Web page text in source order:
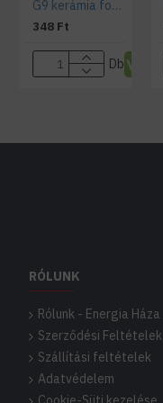
G9 kerámia foglalat 230V , beépíthető
348 Ft
Db
RÓLUNK
Rólunk - Energia Háza
Szerződési Feltételek
Szállítási feltételek
Adatvédelem